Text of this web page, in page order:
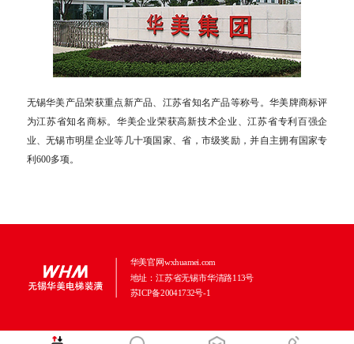
无锡华美产品荣获重点新产品、江苏省知名产品等称号。华美牌商标评
为江苏省知名商标。华美企业荣获高新技术企业、江苏省专利百强企
业、无锡市明星企业等几十项国家、省，市级奖励，并自主拥有国家专
利600多项。
华美官网wxhuamei.com
地址：江苏省无锡市华清路113号
苏ICP备20041732号-1